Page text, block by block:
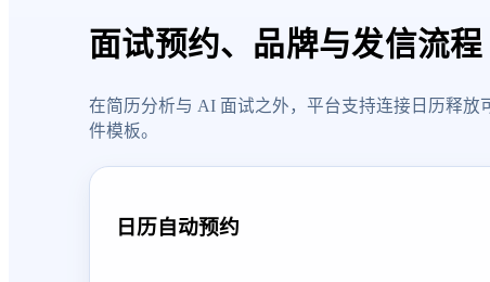
面试预约、品牌与发信流程
在简历分析与 AI 面试之外，平台支持连接日历释
件模板。
日历自动预约